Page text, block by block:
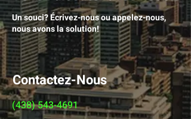
Un souci? Écrivez-nous ou appelez-nous,
nous avons la solution!
Contactez-Nous
(438) 543-4691